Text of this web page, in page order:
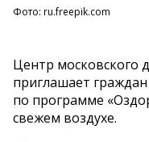
Фото: ru.freepik.com
Центр московского
приглашает
по программе
свежем воздухе.